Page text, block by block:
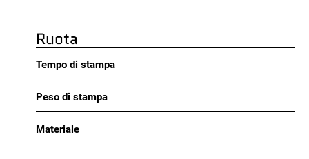
Ruota
Tempo di stampa
Peso di stampa
Materiale